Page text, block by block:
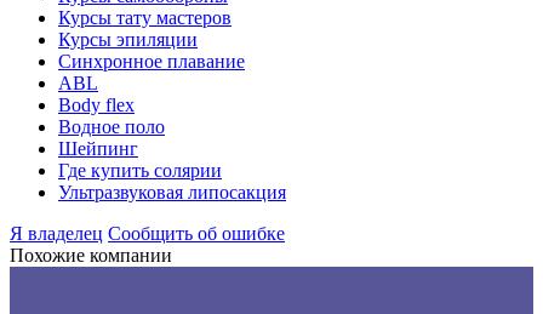
Курсы тату мастеров
Курсы эпиляции
Синхронное плавание
ABL
Body flex
Водное поло
Шейпинг
Где купить солярии
Ультразвуковая липосакция
Я владелец Сообщить об ошибке
Похожие компании